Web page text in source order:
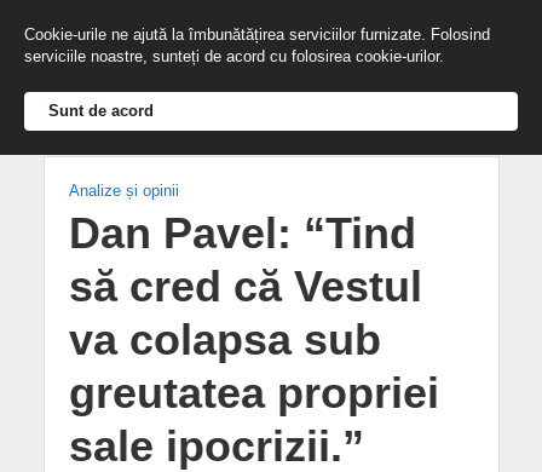
Analize și opinii
Dan Pavel: “Tind
să cred că Vestul
va colapsa sub
greutatea propriei
sale ipocrizii.”
Cookie-urile ne ajută la îmbunătățirea serviciilor furnizate. Folosind
serviciile noastre, sunteți de acord cu folosirea cookie-urilor.
Sunt de acord